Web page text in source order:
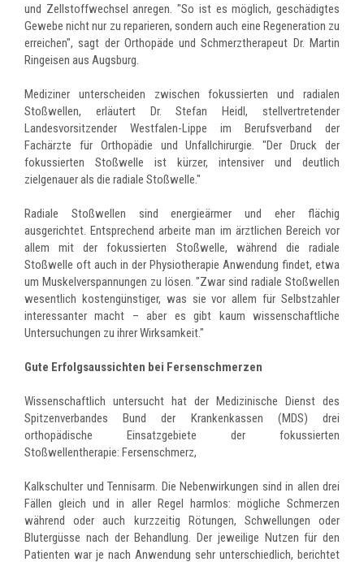
und Zellstoffwechsel anregen. "So ist es möglich, geschädigtes
Gewebe nicht nur zu reparieren, sondern auch eine Regeneration zu
erreichen", sagt der Orthopäde und Schmerztherapeut Dr. Martin
Ringeisen aus Augsburg.
Mediziner unterscheiden zwischen fokussierten und radialen
Stoßwellen, erläutert Dr. Stefan Heidl, stellvertretender
Landesvorsitzender Westfalen-Lippe im Berufsverband der
Fachärzte für Orthopädie und Unfallchirurgie. "Der Druck der
fokussierten Stoßwelle ist kürzer, intensiver und deutlich
zielgenauer als die radiale Stoßwelle."
Radiale Stoßwellen sind energieärmer und eher flächig
ausgerichtet. Entsprechend arbeite man im ärztlichen Bereich vor
allem mit der fokussierten Stoßwelle, während die radiale
Stoßwelle oft auch in der Physiotherapie Anwendung findet, etwa
um Muskelverspannungen zu lösen. "Zwar sind radiale Stoßwellen
wesentlich kostengünstiger, was sie vor allem für Selbstzahler
interessanter macht – aber es gibt kaum wissenschaftliche
Untersuchungen zu ihrer Wirksamkeit."
Gute Erfolgsaussichten bei Fersenschmerzen
Wissenschaftlich untersucht hat der Medizinische Dienst des
Spitzenverbandes Bund der Krankenkassen (MDS) drei
orthopädische Einsatzgebiete der fokussierten
Stoßwellentherapie: Fersenschmerz,
Kalkschulter und Tennisarm. Die Nebenwirkungen sind in allen drei
Fällen gleich und in aller Regel harmlos: mögliche Schmerzen
während oder auch kurzzeitig Rötungen, Schwellungen oder
Blutergüsse nach der Behandlung. Der jeweilige Nutzen für den
Patienten war je nach Anwendung sehr unterschiedlich, berichtet